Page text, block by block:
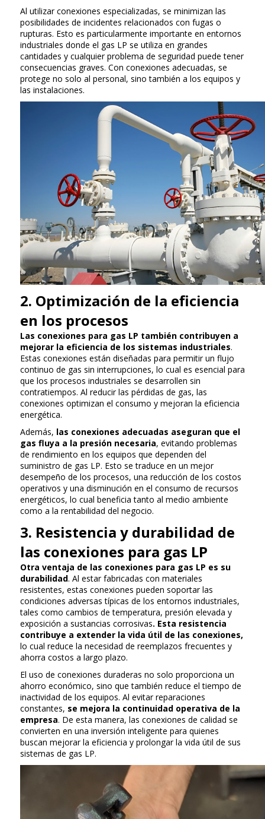
Al utilizar conexiones especializadas, se minimizan las
posibilidades de incidentes relacionados con fugas o
rupturas. Esto es particularmente importante en entornos
industriales donde el gas LP se utiliza en grandes
cantidades y cualquier problema de seguridad puede tener
consecuencias graves. Con conexiones adecuadas, se
protege no solo al personal, sino también a los equipos y
las instalaciones.
2. Optimización de la eficiencia
en los procesos
Las conexiones para gas LP también contribuyen a
mejorar la eficiencia de los sistemas industriales.
Estas conexiones están diseñadas para permitir un flujo
continuo de gas sin interrupciones, lo cual es esencial para
que los procesos industriales se desarrollen sin
contratiempos. Al reducir las pérdidas de gas, las
conexiones optimizan el consumo y mejoran la eficiencia
energética.
Además, las conexiones adecuadas aseguran que el
gas fluya a la presión necesaria, evitando problemas
de rendimiento en los equipos que dependen del
suministro de gas LP. Esto se traduce en un mejor
desempeño de los procesos, una reducción de los costos
operativos y una disminución en el consumo de recursos
energéticos, lo cual beneficia tanto al medio ambiente
como a la rentabilidad del negocio.
3. Resistencia y durabilidad de
las conexiones para gas LP
Otra ventaja de las conexiones para gas LP es su
durabilidad. Al estar fabricadas con materiales
resistentes, estas conexiones pueden soportar las
condiciones adversas típicas de los entornos industriales,
tales como cambios de temperatura, presión elevada y
exposición a sustancias corrosivas. Esta resistencia
contribuye a extender la vida útil de las conexiones,
lo cual reduce la necesidad de reemplazos frecuentes y
ahorra costos a largo plazo.
El uso de conexiones duraderas no solo proporciona un
ahorro económico, sino que también reduce el tiempo de
inactividad de los equipos. Al evitar reparaciones
constantes, se mejora la continuidad operativa de la
empresa. De esta manera, las conexiones de calidad se
convierten en una inversión inteligente para quienes
buscan mejorar la eficiencia y prolongar la vida útil de sus
sistemas de gas LP.